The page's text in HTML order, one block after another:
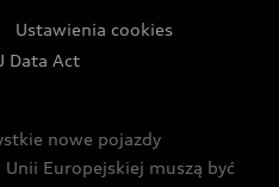
Narciarskich w
Ustawienia cookies
Data Act
nowe pojazdy
Europejskiej muszą być